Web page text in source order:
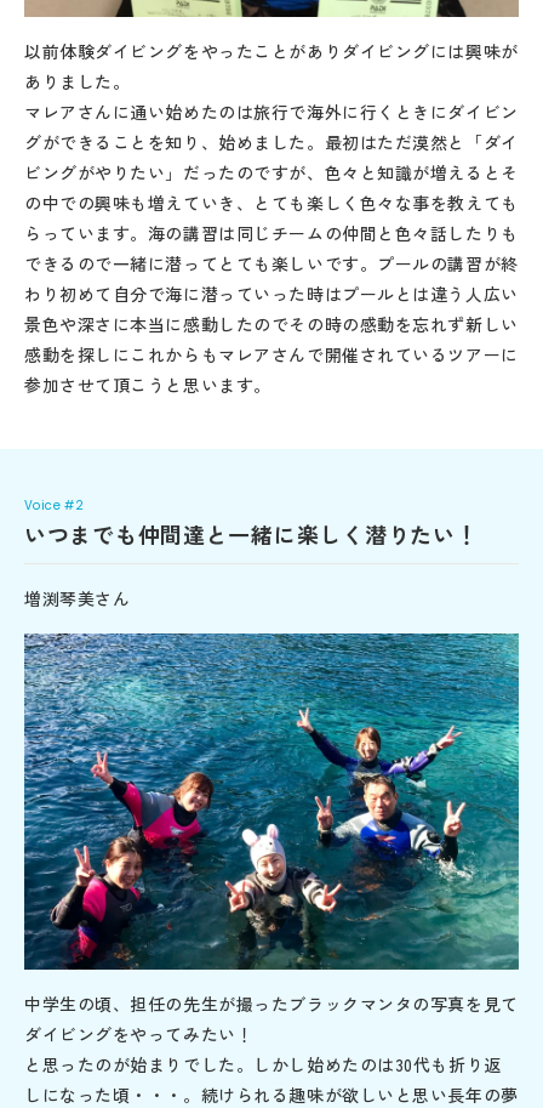
以前体験ダイビングをやったことがありダイビングには興味が
ありました。
マレアさんに通い始めたのは旅行で海外に行くときにダイビン
グができることを知り、始めました。最初はただ漠然と「ダイ
ビングがやりたい」だったのですが、色々と知識が増えるとそ
の中での興味も増えていき、とても楽しく色々な事を教えても
らっています。海の講習は同じチームの仲間と色々話したりも
できるので一緒に潜ってとても楽しいです。プールの講習が終
わり初めて自分で海に潜っていった時はプールとは違う人広い
景色や深さに本当に感動したのでその時の感動を忘れず新しい
感動を探しにこれからもマレアさんで開催されているツアーに
参加させて頂こうと思います。
Voice #2
いつまでも仲間達と一緒に楽しく潜りたい！
増渕琴美さん
中学生の頃、担任の先生が撮ったブラックマンタの写真を見て
ダイビングをやってみたい！
と思ったのが始まりでした。しかし始めたのは30代も折り返
しになった頃・・・。続けられる趣味が欲しいと思い長年の夢